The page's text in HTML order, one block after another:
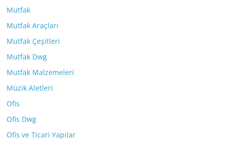
Mutfak
Mutfak Araçları
Mutfak Çeşitleri
Mutfak Dwg
Mutfak Malzemeleri
Müzik Aletleri
Ofis
Ofis Dwg
Ofis ve Ticari Yapılar